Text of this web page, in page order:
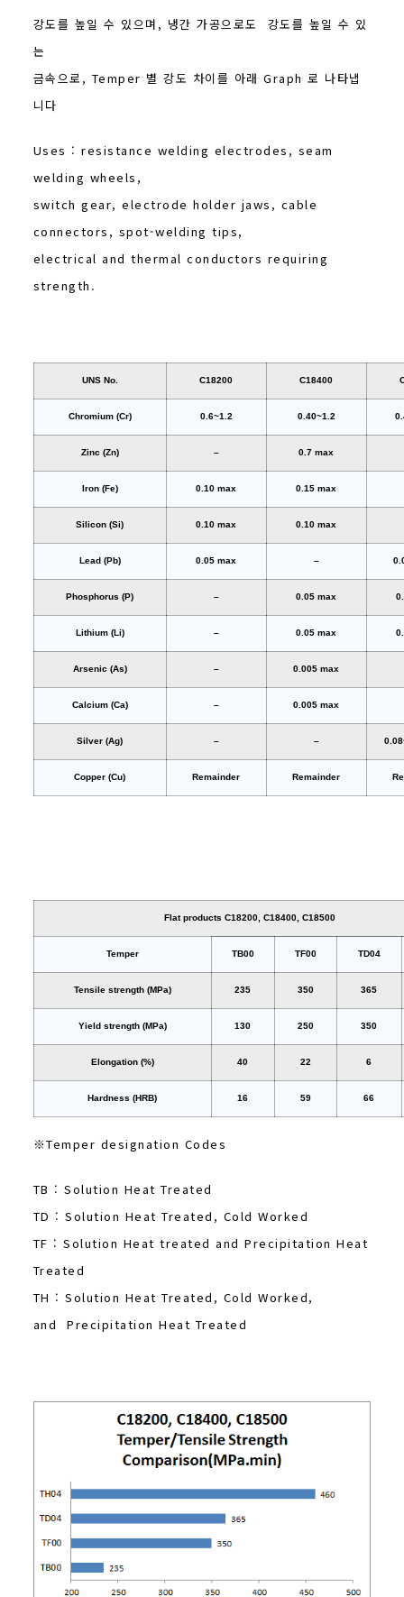
강도를 높일 수 있으며, 냉간 가공으로도 강도를 높일 수 있
는
금속으로, Temper 별 강도 차이를 아래 Graph 로 나타냅
니다
Uses : resistance welding electrodes, seam
welding wheels,
switch gear, electrode holder jaws, cable
connectors, spot-welding tips,
electrical and thermal conductors requiring
strength.
UNS No. C18200 C18400
Chromium (Cr) 0.6~1.2 0.40~1.2
Zinc (Zn) – 0.7 max
Iron (Fe) 0.10 max 0.15 max
Silicon (Si) 0.10 max 0.10 max
Lead (Pb) 0.05 max –
Phosphorus (P) – 0.05 max
Lithium (Li) – 0.05 max
Arsenic (As) – 0.005 max
Calcium (Ca) – 0.005 max
Silver (Ag) – –
Copper (Cu) Remainder Remainder
Flat products C18200, C18400, C18500
Temper TB00 TF00 TD04
Tensile strength (MPa) 235 350 365
Yield strength (MPa) 130 250 350
Elongation (%) 40 22 6
Hardness (HRB) 16 59 66
※Temper designation Codes
TB : Solution Heat Treated
TD : Solution Heat Treated, Cold Worked
TF : Solution Heat treated and Precipitation Heat
Treated
TH : Solution Heat Treated, Cold Worked,
and Precipitation Heat Treated